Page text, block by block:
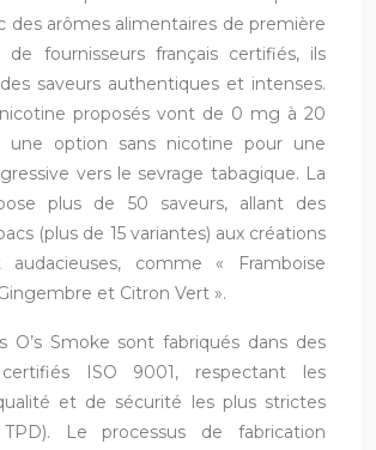
des arômes alimentaires de première
de fournisseurs français certifiés, ils
saveurs authentiques et intenses.
proposés vont de 0 mg à 20
une option sans nicotine pour une
vers le sevrage tabagique. La
plus de 50 saveurs, allant des
(plus de 15 variantes) aux créations
audacieuses, comme « Framboise
et Citron Vert ».
O’s Smoke sont fabriqués dans des
certifiés ISO 9001, respectant les
et de sécurité les plus strictes
Le processus de fabrication